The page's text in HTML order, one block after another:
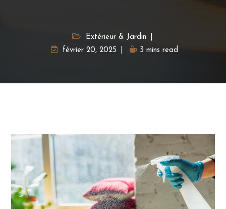
Extérieur & Jardin
février 20, 2025
3 mins read